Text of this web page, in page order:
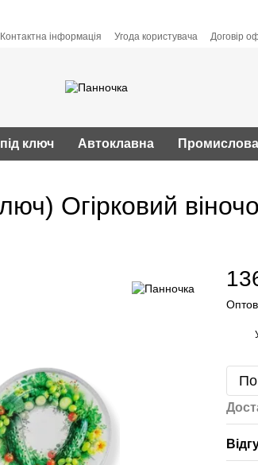
Контактна інформація Угода користувача Договір
ключ Автоклавна Промислова
Огірковий